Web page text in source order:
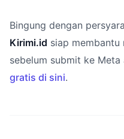
Bingung dengan
Kirimi.id siap membantu
sebelum submit ke
gratis di sini.